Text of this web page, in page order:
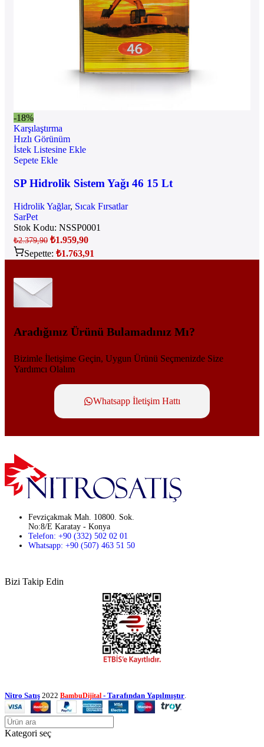
-18%
Karşılaştırma
Hızlı Görünüm
İstek Listesine Ekle
Sepete Ekle
SP Hidrolik Sistem Yağı 46 15 Lt
Hidrolik Yağlar, Sıcak Fırsatlar
SarPet
Stok Kodu: NSSP0001
₺2.379,90 ₺1.959,90
Sepette: ₺1.763,91
Aradığınız Ürünü Bulamadınız Mı?
Bizimle İletişime Geçin, Uygun Ürünü Seçmenizde Size
Yardımcı Olalım
Whatsapp İletişim Hattı
Fevziçakmak Mah. 10800. Sok.
No:8/E Karatay - Konya
Telefon: +90 (332) 502 02 01
Whatsapp: +90 (507) 463 51 50
Bizi Takip Edin
Nitro Satış 2022 BambuDijital - Tarafından Yapılmıştır
Kategori seç